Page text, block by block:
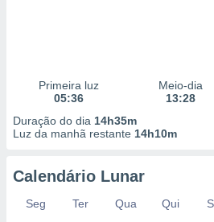
Primeira luz
05:36
Meio-dia
13:28
Duração do dia 14h35m
Luz da manhã restante 14h10m
Calendário Lunar
Seg Ter Qua Qui